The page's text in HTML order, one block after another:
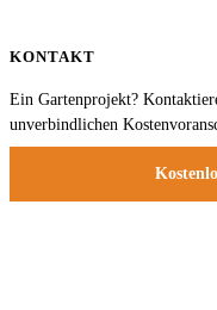
KONTAKT
Ein Gartenprojekt?
unverbindlichen